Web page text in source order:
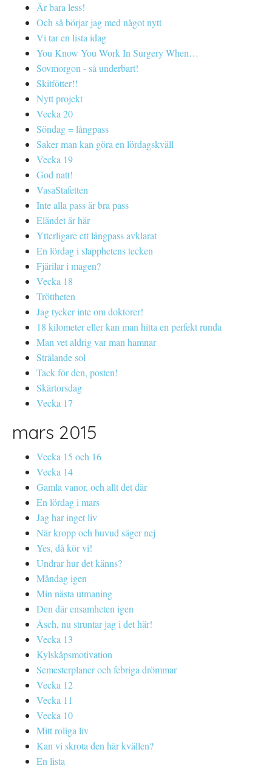
Är bara less!
Och så börjar jag med något nytt
Vi tar en lista idag
You Know You Work In Surgery When…
Sovmorgon - så underbart!
Skitfötter!!
Nytt projekt
Vecka 20
Söndag = långpass
Saker man kan göra en lördagskväll
Vecka 19
God natt!
VasaStafetten
Inte alla pass är bra pass
Eländet är här
Ytterligare ett långpass avklarat
En lördag i slapphetens tecken
Fjärilar i magen?
Vecka 18
Tröttheten
Jag tycker inte om doktorer!
18 kilometer eller kan man hitta en perfekt runda
Man vet aldrig var man hamnar
Strålande sol
Tack för den, posten!
Skärtorsdag
Vecka 17
mars 2015
Vecka 15 och 16
Vecka 14
Gamla vanor, och allt det där
En lördag i mars
Jag har inget liv
När kropp och huvud säger nej
Yes, då kör vi!
Undrar hur det känns?
Måndag igen
Min nästa utmaning
Den där ensamheten igen
Äsch, nu struntar jag i det här!
Vecka 13
Kylskåpsmotivation
Semesterplaner och febriga drömmar
Vecka 12
Vecka 11
Vecka 10
Mitt roliga liv
Kan vi skrota den här kvällen?
En lista